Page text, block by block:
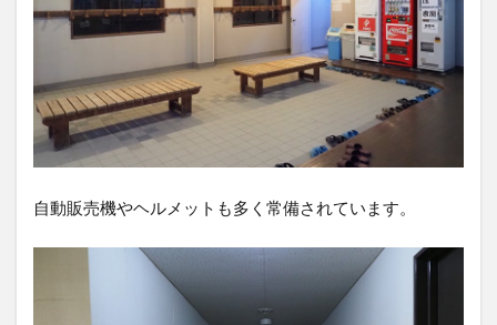
自動販売機やヘルメットも多く常備されています。